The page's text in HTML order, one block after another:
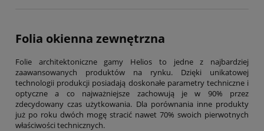
Folia okienna zewnętrzna
Folie architektoniczne gamy Helios to jedne z najbardziej
zaawansowanych produktów na rynku. Dzięki unikatowej
technologii produkcji posiadają doskonałe parametry techniczne i
optyczne a co najważniejsze zachowują je w 90% przez
zdecydowany czas użytkowania. Dla porównania inne produkty
już po roku dwóch mogę stracić nawet 70% swoich pierwotnych
właściwości technicznych.